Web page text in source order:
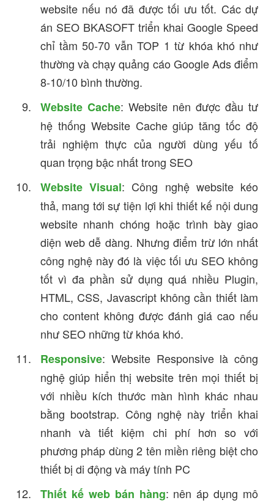
website nếu nó đã được tối ưu tốt. Các dự
án SEO BKASOFT triển khai Google Speed
chỉ tầm 50-70 vẫn TOP 1 từ khóa khó như
thường và chạy quảng cáo Google Ads điểm
8-10/10 bình thường.
Website Cache: Website nên được đầu tư
hệ thống Website Cache giúp tăng tốc độ
trải nghiệm thực của người dùng yếu tố
quan trọng bậc nhất trong SEO
Website Visual: Công nghệ website kéo
thả, mang tới sự tiện lợi khi thiết kế nội dung
website nhanh chóng hoặc trình bày giao
diện web dễ dàng. Nhưng điểm trừ lớn nhất
công nghệ này đó là việc tối ưu SEO không
tốt vì đa phần sử dụng quá nhiều Plugin,
HTML, CSS, Javascript không cần thiết làm
cho content không được đánh giá cao nếu
như SEO những từ khóa khó.
Responsive: Website Responsive là công
nghệ giúp hiển thị website trên mọi thiết bị
với nhiều kích thước màn hình khác nhau
bằng bootstrap. Công nghệ này triển khai
nhanh và tiết kiệm chi phí hơn so với
phương pháp dùng 2 tên miền riêng biệt cho
thiết bị di động và máy tính PC
Thiết kế web bán hàng: nên áp dụng mô